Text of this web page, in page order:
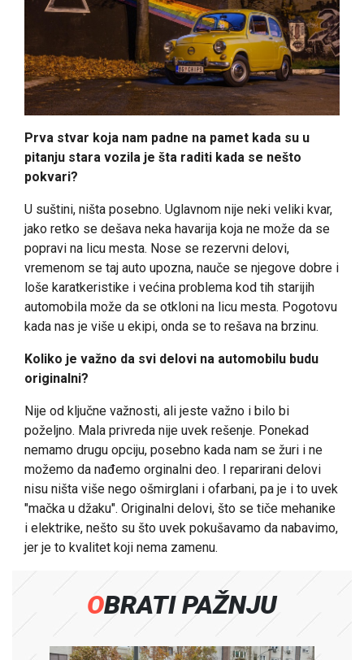
Prva stvar koja nam padne na pamet kada su u
pitanju stara vozila je šta raditi kada se nešto
pokvari?
U suštini, ništa posebno. Uglavnom nije neki veliki kvar,
jako retko se dešava neka havarija koja ne može da se
popravi na licu mesta. Nose se rezervni delovi,
vremenom se taj auto upozna, nauče se njegove dobre i
loše karatkeristike i većina problema kod tih starijih
automobila može da se otkloni na licu mesta. Pogotovu
kada nas je više u ekipi, onda se to rešava na brzinu.
Koliko je važno da svi delovi na automobilu budu
originalni?
Nije od ključne važnosti, ali jeste važno i bilo bi
poželjno. Mala privreda nije uvek rešenje. Ponekad
nemamo drugu opciju, posebno kada nam se žuri i ne
možemo da nađemo orginalni deo. I reparirani delovi
nisu ništa više nego ošmirglani i ofarbani, pa je i to uvek
"mačka u džaku". Originalni delovi, što se tiče mehanike
i elektrike, nešto su što uvek pokušavamo da nabavimo,
jer je to kvalitet koji nema zamenu.
OBRATI PAŽNJU